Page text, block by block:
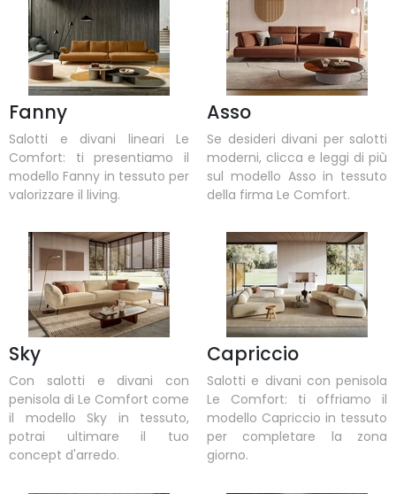
Fanny
Salotti e divani lineari Le
Comfort: ti presentiamo il
modello Fanny in tessuto per
valorizzare il living.
Asso
Se desideri divani per salotti
moderni, clicca e leggi di più
sul modello Asso in tessuto
della firma Le Comfort.
Sky
Con salotti e divani con
penisola di Le Comfort come
il modello Sky in tessuto,
potrai ultimare il tuo
concept d'arredo.
Capriccio
Salotti e divani con penisola
Le Comfort: ti offriamo il
modello Capriccio in tessuto
per completare la zona
giorno.